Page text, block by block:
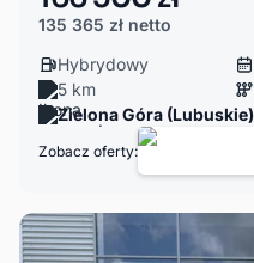
135 365 zł netto
Hybrydowy
5 km
Zielona Góra (Lubuskie)
Zobacz oferty: